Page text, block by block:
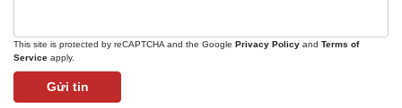
This site is protected by reCAPTCHA and the Google Privacy Policy and Terms of
Service apply.
Gửi tin